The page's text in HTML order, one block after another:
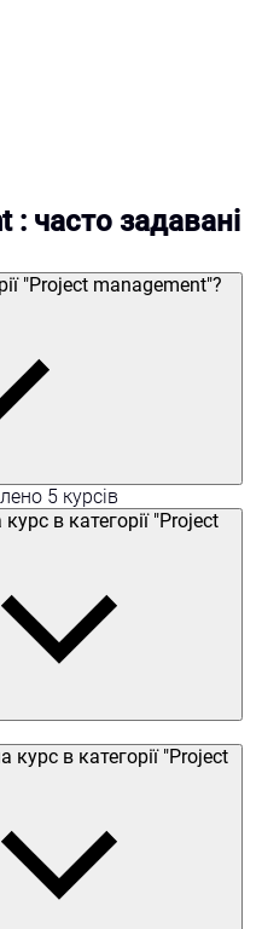
: часто задавані
"Project management"?
5 курсів
в категорії "Project
в категорії "Project